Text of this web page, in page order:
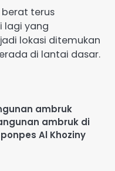
berat terus
lagi yang
lokasi ditemukan
di lantai dasar.
ambruk
ambruk di
Al Khoziny